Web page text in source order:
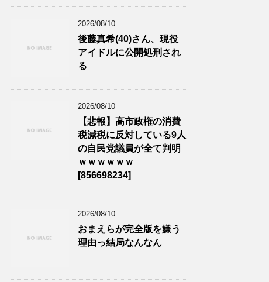
2026/08/10
後藤真希(40)さん、現役
アイドルに公開処刑され
る
2026/08/10
【悲報】高市政権の消費
税減税に反対している9人
の自民党議員が全て判明
ｗｗｗｗｗｗ
[856698234]
2026/08/10
おまえらが完全版を嫌う
理由っ結局なんなん